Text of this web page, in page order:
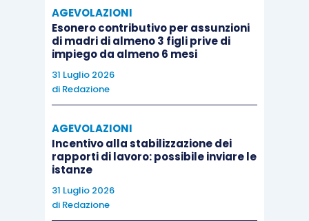
AGEVOLAZIONI
Esonero contributivo per assunzioni
di madri di almeno 3 figli prive di
impiego da almeno 6 mesi
31 Luglio 2026
di Redazione
AGEVOLAZIONI
Incentivo alla stabilizzazione dei
rapporti di lavoro: possibile inviare le
istanze
31 Luglio 2026
di Redazione